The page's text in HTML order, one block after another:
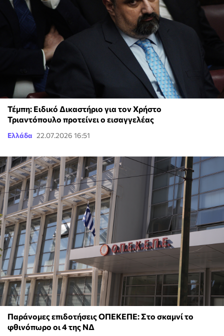
Τέμπη: Ειδικό Δικαστήριο για τον Χρήστο
Τριαντόπουλο προτείνει ο εισαγγελέας
Ελλάδα 22.07.2026 16:51
Παράνομες επιδοτήσεις ΟΠΕΚΕΠΕ: Στο σκαμνί το
φθινόπωρο οι 4 της ΝΔ